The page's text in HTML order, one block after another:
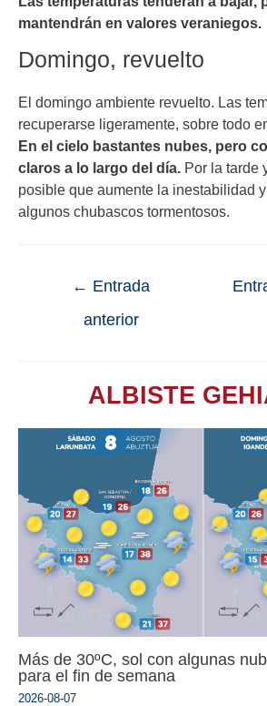
mantendrán en valores veraniegos.
Domingo, revuelto
El domingo ambiente revuelto. Las
recuperarse ligeramente, sobre todo
En el cielo bastantes nubes, pero
claros a lo largo del día. Por la tarde
posible que aumente la inestabilidad
algunos chubascos tormentosos.
← Entrada
anterior
ALBISTE
Más de 30ºC, sol con algunas
para el fin de semana
2026-08-07